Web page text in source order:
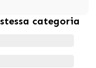
stessa categoria